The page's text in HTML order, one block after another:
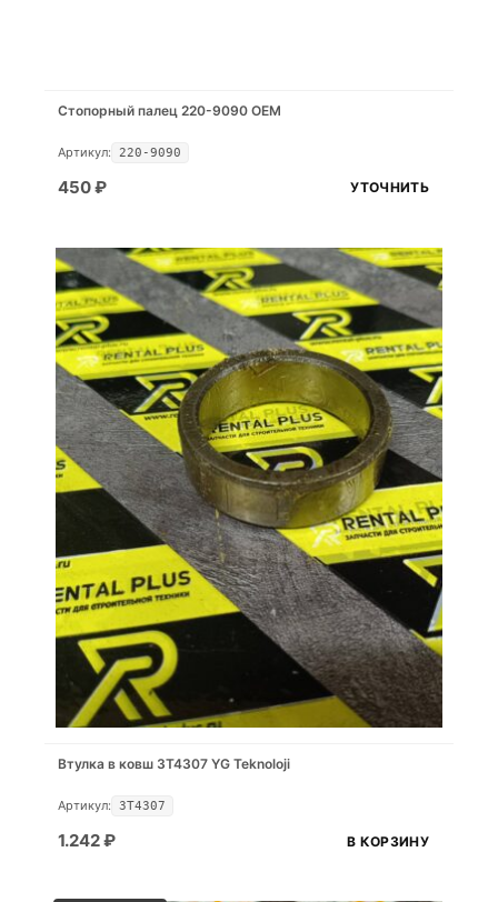
Стопорный палец 220-9090 OEM
Артикул: 220-9090
450₽ УТОЧНИТЬ
Втулка в ковш 3T4307 YG Teknoloji
Артикул: 3T4307
1.242₽ В КОРЗИНУ